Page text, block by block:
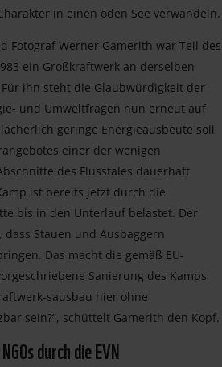
in einen öden See verwandeln.
Fotograf Werner Gamerith war Teil des
ein Großkraftwerk an derselben
ihn steht die Glaubwürdigkeit der
und Umweltfragen nun erneut auf
geringe Energieausbeute soll
einer der wenigen
des Flusstales dauerhaft
ist bereits jetzt durch die
bis in den Unterlauf belastet. Der
Stauen und Ausbaggern
Das macht die gemäß EU-
Sanierung des Kamps
sausbau hier ohne
sein?“, schüttelt Gamerith den Kopf.
durch die EVN